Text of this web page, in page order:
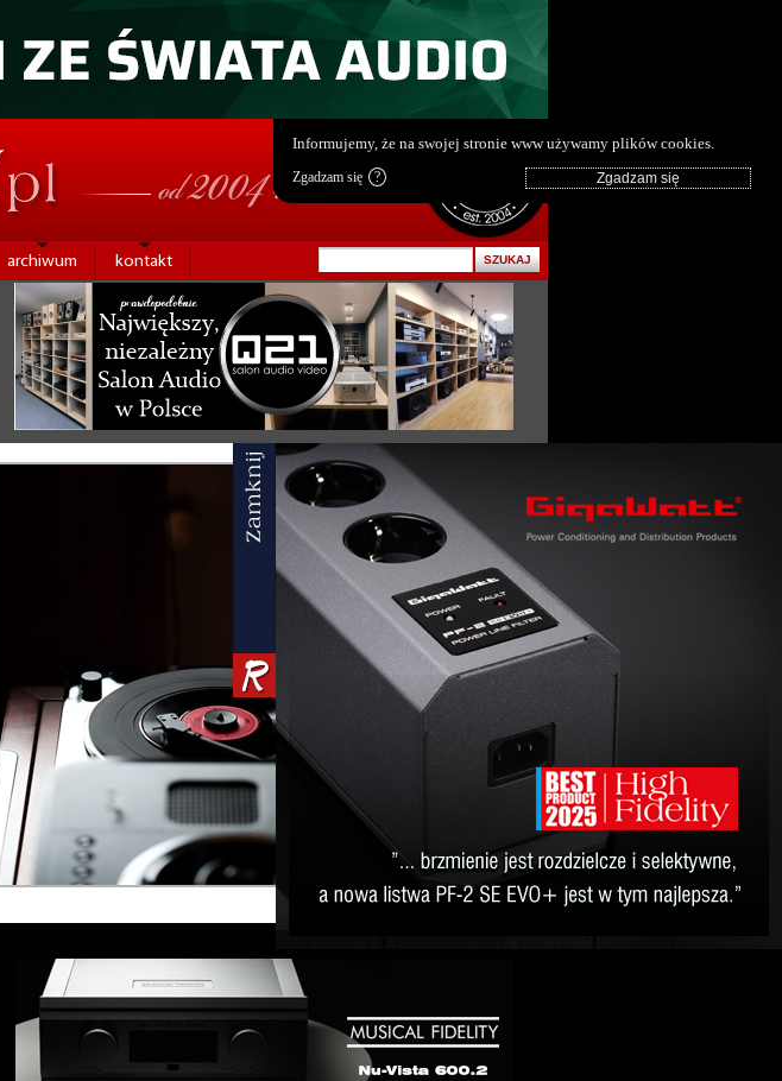
archiwum kontakt
Informujemy, że na swojej stronie www używamy plików cookies.
Zgadzam się ?